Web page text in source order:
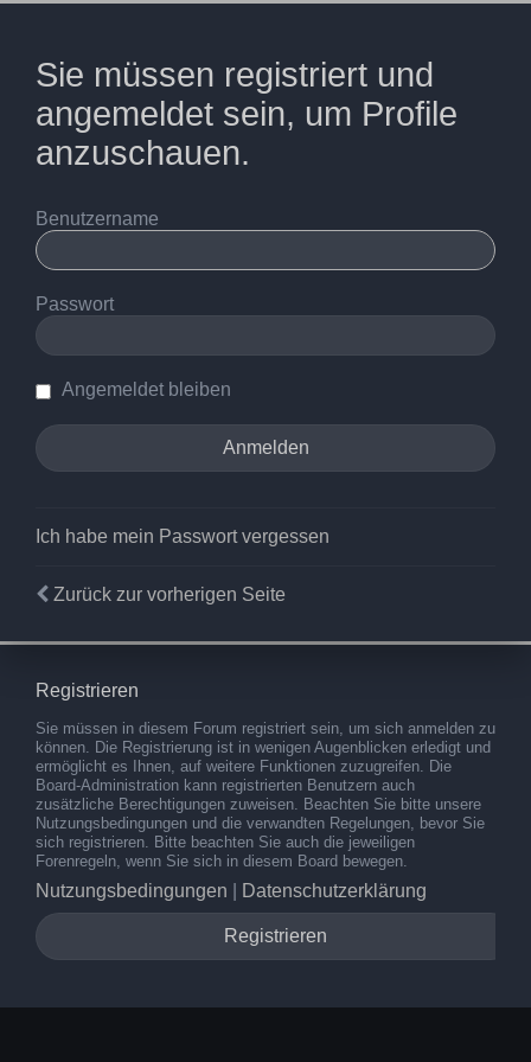
Sie müssen registriert und
angemeldet sein, um Profile
anzuschauen.
Benutzername
Passwort
Angemeldet bleiben
Ich habe mein Passwort vergessen
Zurück zur vorherigen Seite
Registrieren
Sie müssen in diesem Forum registriert sein, um sich anmelden zu
können. Die Registrierung ist in wenigen Augenblicken erledigt und
ermöglicht es Ihnen, auf weitere Funktionen zuzugreifen. Die
Board-Administration kann registrierten Benutzern auch
zusätzliche Berechtigungen zuweisen. Beachten Sie bitte unsere
Nutzungsbedingungen und die verwandten Regelungen, bevor Sie
sich registrieren. Bitte beachten Sie auch die jeweiligen
Forenregeln, wenn Sie sich in diesem Board bewegen.
Nutzungsbedingungen Datenschutzerklärung
Registrieren